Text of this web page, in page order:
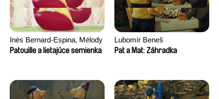
Inès Bernard-Espina, Mélody
Boulissière, Clémentine
Patouille a lietajúce semienka
Lubomír Beneš
Pat a Mat: Záhradka